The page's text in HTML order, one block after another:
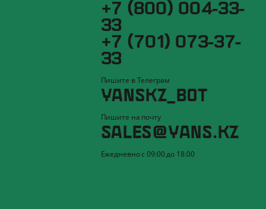
+7 (800) 004-33-
33
+7 (701) 073-37-
33
Пишите в Телеграм
YANSKZ_BOT
Пишите на почту
SALES@YANS.KZ
Ежедневно с 09:00 до 18:00